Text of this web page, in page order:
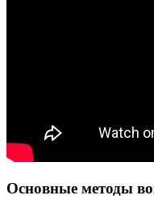
Основные методы